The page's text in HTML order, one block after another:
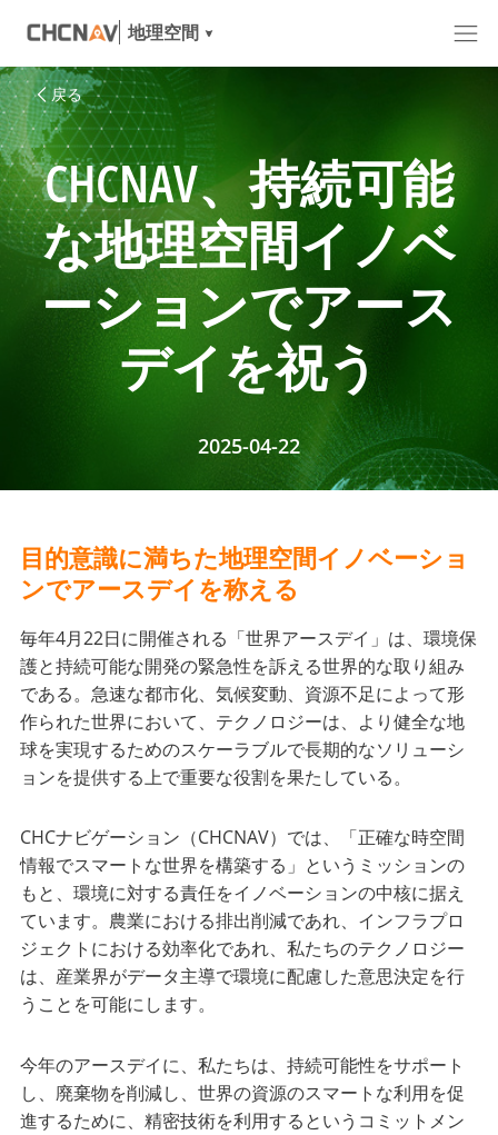
地理空間
戻る
CHCNAV、持続可能
な地理空間イノベ
ーションでアース
デイを祝う
2025-04-22
目的意識に満ちた地理空間イノベーショ
ンでアースデイを称える
毎年4月22日に開催される「世界アースデイ」は、環境保
護と持続可能な開発の緊急性を訴える世界的な取り組み
である。急速な都市化、気候変動、資源不足によって形
作られた世界において、テクノロジーは、より健全な地
球を実現するためのスケーラブルで長期的なソリューシ
ョンを提供する上で重要な役割を果たしている。
CHCナビゲーション（CHCNAV）では、「正確な時空間
情報でスマートな世界を構築する」というミッションの
もと、環境に対する責任をイノベーションの中核に据え
ています。農業における排出削減であれ、インフラプロ
ジェクトにおける効率化であれ、私たちのテクノロジー
は、産業界がデータ主導で環境に配慮した意思決定を行
うことを可能にします。
今年のアースデイに、私たちは、持続可能性をサポート
し、廃棄物を削減し、世界の資源のスマートな利用を促
進するために、精密技術を利用するというコミットメン